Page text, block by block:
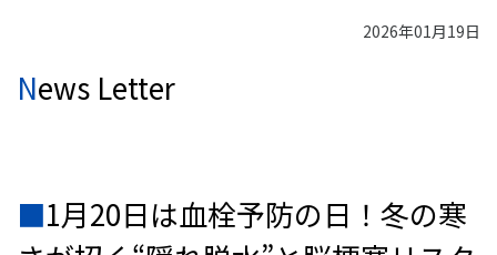
2026年01月19日
News Letter
■1月20日は血栓予防の日！冬の寒